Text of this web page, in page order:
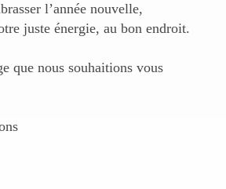
l’année nouvelle,
juste énergie, au bon endroit.
que nous souhaitions vous